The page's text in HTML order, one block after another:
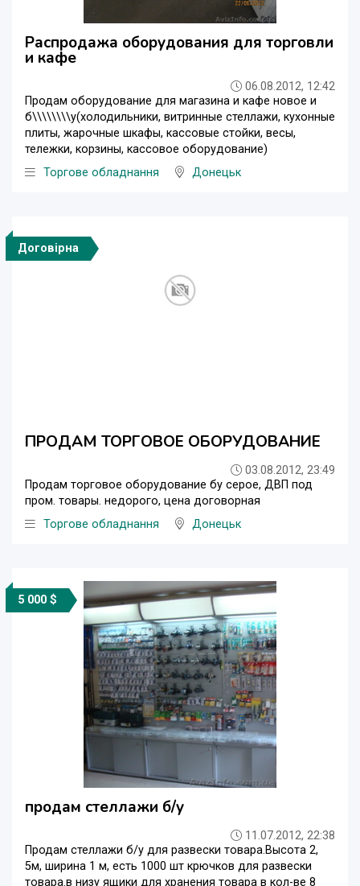
Распродажа оборудования для торговли
и кафе
06.08.2012, 12:42
Продам оборудование для магазина и кафе новое и
б\\\\\\\\у(холодильники, витринные стеллажи, кухонные
плиты, жарочные шкафы, кассовые стойки, весы,
тележки, корзины, кассовое оборудование)
Торгове обладнання
Донецьк
Договірна
ПРОДАМ ТОРГОВОЕ ОБОРУДОВАНИЕ
03.08.2012, 23:49
Продам торговое оборудование бу серое, ДВП под
пром. товары. недорого, цена договорная
Торгове обладнання
Донецьк
5 000 $
продам стеллажи б/у
11.07.2012, 22:38
Продам стеллажи б/у для развески товара.Высота 2,
5м, ширина 1 м, есть 1000 шт крючков для развески
товара.в низу ящики для хранения товара в кол-ве 8